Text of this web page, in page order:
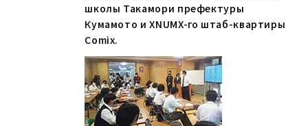
школы Такамори префектуры
Кумамото и XNUMX-го штаб-квартиры
Comix.